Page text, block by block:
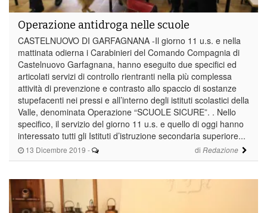
13 Dicembre 2019 - di Redazione
Operazione antidroga nelle scuole
CASTELNUOVO DI GARFAGNANA -Il giorno 11 u.s. e nella
mattinata odierna i Carabinieri del Comando Compagnia di
Castelnuovo Garfagnana, hanno eseguito due specifici ed
articolati servizi di controllo rientranti nella più complessa
attività di prevenzione e contrasto allo spaccio di sostanze
stupefacenti nei pressi e all’interno degli istituti scolastici della
Valle, denominata Operazione “SCUOLE SICURE”. . Nello
specifico, il servizio del giorno 11 u.s. e quello di oggi hanno
interessato tutti gli Istituti d’istruzione secondaria superiore...